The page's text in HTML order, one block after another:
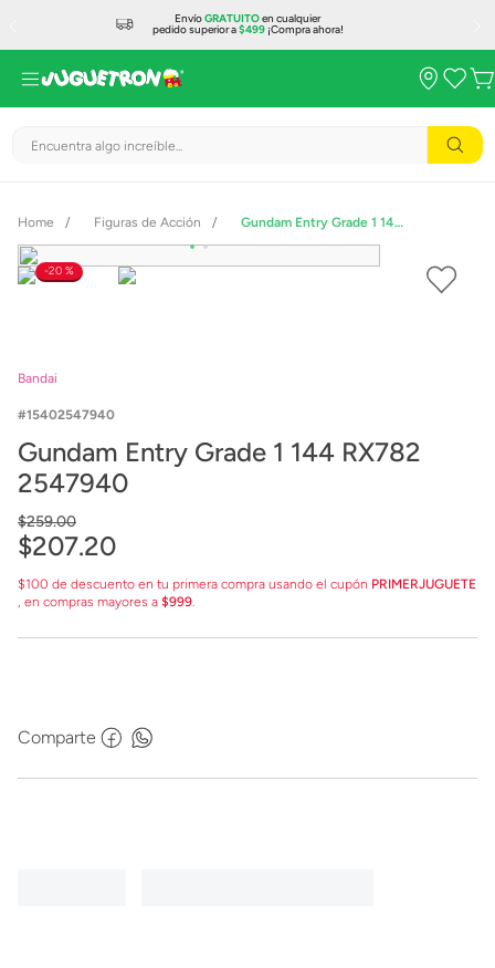
EnvíoGRATUITOen cualquier
pedido superior a$499¡Compra ahora!
Encuentra algo increíble...
Figuras de Acción Gundam Entry Grade 1 144 RX782 2547940
20 %
Bandai
15402547940
Gundam Entry Grade 1 144 RX782
2547940
$259.00
$207.20
$100 de descuento en tu primera compra usando el cupón PRIMERJUGUETE
, en compras mayores a $999.
Comparte